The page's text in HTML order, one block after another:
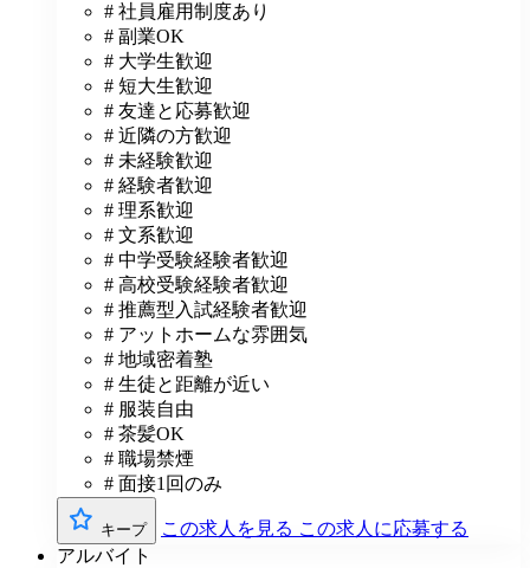
# 社員雇用制度あり
# 副業OK
# 大学生歓迎
# 短大生歓迎
# 友達と応募歓迎
# 近隣の方歓迎
# 未経験歓迎
# 経験者歓迎
# 理系歓迎
# 文系歓迎
# 中学受験経験者歓迎
# 高校受験経験者歓迎
# 推薦型入試経験者歓迎
# アットホームな雰囲気
# 地域密着塾
# 生徒と距離が近い
# 服装自由
# 茶髪OK
# 職場禁煙
# 面接1回のみ
キープ この求人を見る この求人に応募する
アルバイト